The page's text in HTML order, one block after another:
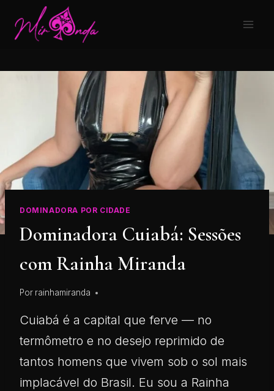
DOMINADORA POR CIDADE
Dominadora Cuiabá: Sessões
com Rainha Miranda
Por rainhamiranda
Cuiabá é a capital que ferve — no
termômetro e no desejo reprimido de
tantos homens que vivem sob o sol mais
implacável do Brasil. Eu sou a Rainha